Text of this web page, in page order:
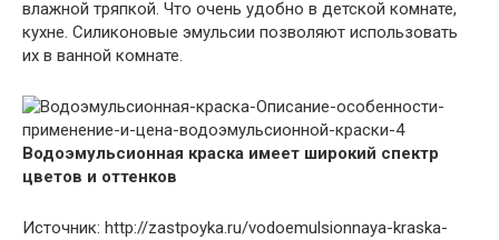
влажной тряпкой. Что очень удобно в детской комнате,
кухне. Силиконовые эмульсии позволяют использовать
их в ванной комнате.
Водоэмульсионная краска имеет широкий спектр
цветов и оттенков
Источник: http://zastpoyka.ru/vodoemulsionnaya-kraska-